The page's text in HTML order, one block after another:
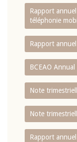
Rapport
téléphonie
Rapport
BCEAO
Note
Note
Rapport